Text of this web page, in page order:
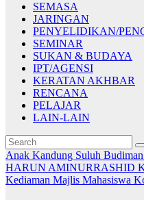
SEMASA
JARINGAN
PENYELIDIKAN/
SEMINAR
SUKAN & BUDAYA
IPT/AGENSI
KERATAN AKHBAR
RENCANA
PELAJAR
LAIN-LAIN
Anak Kandung Suluh Budiman
HARUN AMINURRASHID
Kediaman Majlis Mahasiswa